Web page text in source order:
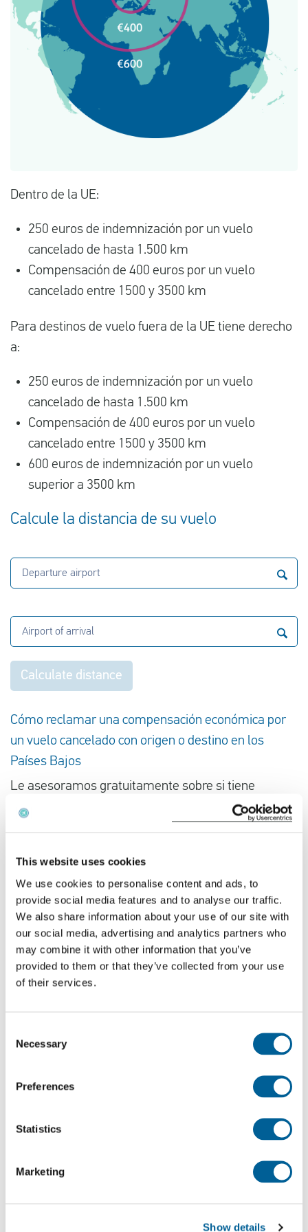
This website uses cookies
We use cookies to personalise content and ads, to
provide social media features and to analyse our traffic.
We also share information about your use of our site with
our social media, advertising and analytics partners who
may combine it with other information that you’ve
provided to them or that they’ve collected from your use
of their services.
Selection
Necessary
Preferences
Statistics
Marketing
Show details
Dentro de la UE:
250 euros de indemnización por un vuelo
cancelado de hasta 1.500 km
Compensación de 400 euros por un vuelo
cancelado entre 1500 y 3500 km
Para destinos de vuelo fuera de la UE tiene derecho
a:
250 euros de indemnización por un vuelo
cancelado de hasta 1.500 km
Compensación de 400 euros por un vuelo
cancelado entre 1500 y 3500 km
600 euros de indemnización por un vuelo
superior a 3500 km
Calcule la distancia de su vuelo
Departure airport
Airport of arrival
Calculate distance
Cómo reclamar una compensación económica por
un vuelo cancelado con origen o destino en los
Países Bajos
Le asesoramos gratuitamente sobre si tiene
derecho a una indemnización por su vuelo
indemnización por vuelo y recibirá nuestro
asesoramiento de inmediato.
Compruebe su indemnización
Vuelos recientes desde y hacia los Países Bajos que
de informes sobre vuelos, noticias y condiciones
elaboramos una lista actualizada de los vuelos
cancelados y de los problemas que han sufrido. ¿Se
ha cancelado su vuelo? Consulte la lista para ver si
Vuelos recientes para los que los pasajeros pueden